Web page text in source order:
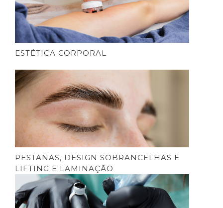
ESTÉTICA CORPORAL
PESTANAS, DESIGN SOBRANCELHAS E
LIFTING E LAMINAÇÃO